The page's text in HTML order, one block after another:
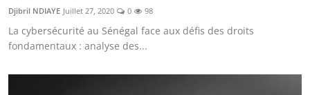
Djibril NDIAYE Juillet 27, 2020 0 98
La cybersécurité au Sénégal face aux défis des droits
fondamentaux : analyse des...